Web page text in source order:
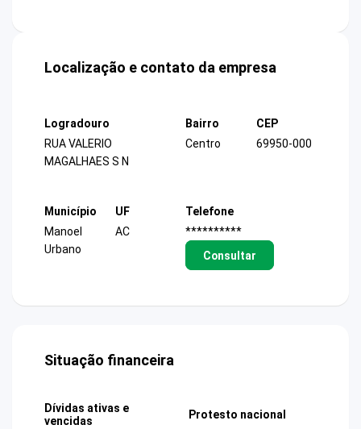
Localização e contato da empresa
Logradouro
RUA VALERIO
MAGALHAES S N
Bairro
Centro
CEP
69950-000
Município
Manoel
Urbano
UF
AC
Telefone
**********
Consultar
Situação financeira
Dívidas ativas e
vencidas
Protesto nacional